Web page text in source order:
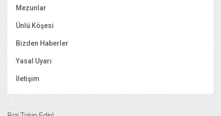
Mezunlar
Ünlü Köşesi
Bizden Haberler
Yasal Uyarı
İletişim